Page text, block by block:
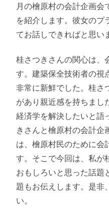
月の檜原村の会計企画会
を紹介します。彼女のプ
てお話しできればと思い
桂さつきさんの関心は、
す。建築保全技術者の視
非常に新鮮でした。桂さ
があり親近感を持ちまし
経済学を解決したいと語
きさんと檜原村の会計企
は、檜原村民のために会
す。そこで今回は、私が
おもしろいと思った話題
題もお伝えします。是非
い。